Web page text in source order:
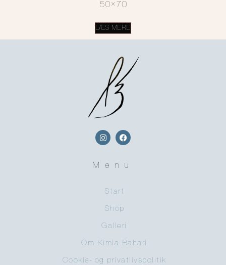
50×70
LÆS MERE
Menu
Start
Shop
Galleri
Om Kimia Bahari
Cookie- og privatlivspolitik